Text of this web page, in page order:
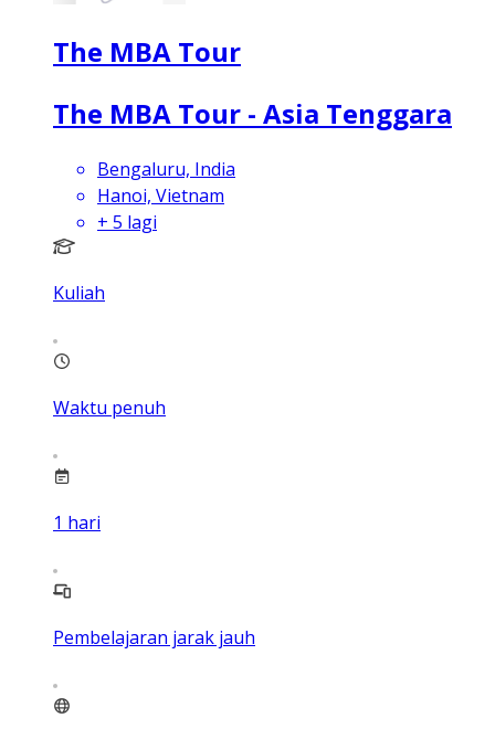
The MBA Tour
The MBA Tour - Asia Tenggara
Bengaluru, India
Hanoi, Vietnam
+ 5 lagi
Kuliah
Waktu penuh
1 hari
Pembelajaran jarak jauh